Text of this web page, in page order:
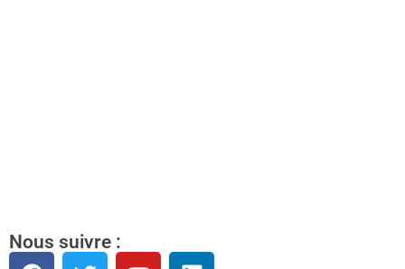
Nous suivre :